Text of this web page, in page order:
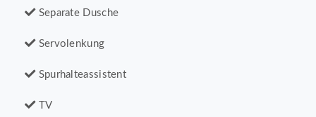
Separate Dusche
Servolenkung
Spurhalteassistent
TV